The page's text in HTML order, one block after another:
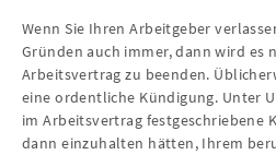
Wenn Sie Ihren Arbeitgeber
Gründen auch immer, dann wird es
Arbeitsvertrag zu beenden.
eine ordentliche Kündigung. Unter
im Arbeitsvertrag festgeschriebene
dann einzuhalten hätten, Ihrem